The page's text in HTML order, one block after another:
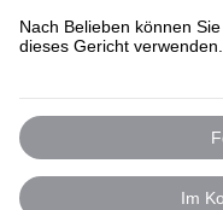
Nach Belieben können
dieses Gericht verwenden.
Im